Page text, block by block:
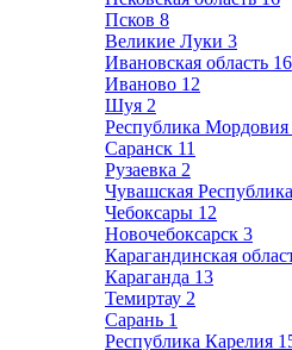
Псков 8
Великие Луки 3
Ивановская область 16
Иваново 12
Шуя 2
Республика Мордовия
Саранск 11
Рузаевка 2
Чувашская
Чебоксары 12
Новочебоксарск 3
Карагандинская
Караганда 13
Темиртау 2
Сарань 1
Республика Карелия